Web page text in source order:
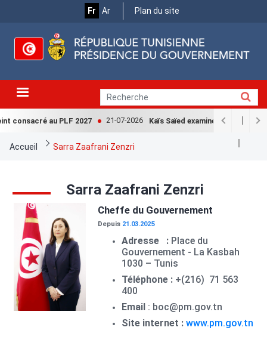
principal
Fr Ar
Menu
Plan du site
consacré au PLF 2027 21-07-2026 Kaïs Saïed examine avec la
FilAccueil Sarra Zaafrani Zenzri
Sarra Zaafrani Zenzri
Image Cheffe du Gouvernement
Depuis 21.03.2025
Adresse : Place du
Gouvernement - La Kasbah
1030 – Tunis
Téléphone : +(216) 71 563
400
Email : boc@pm.gov.tn
Site internet : www.pm.gov.tn